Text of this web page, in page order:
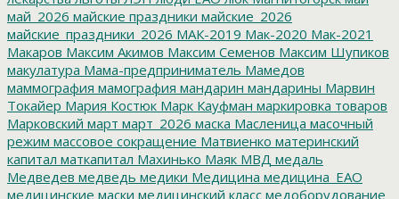
май_2026 майские праздники майские_2026
майские_праздники_2026 МАК-2019 Мак-2020 Мак-2021
Макаров Максим Акимов Максим Семенов Максим Шупиков
макулатура Мама-предприниматель Мамедов
маммография мамография мандарин мандарины Марвин
Токайер Мария Костюк Марк Кауфман маркировка товаров
Марковский март март_2026 маска Масленица масочный
режим массовое сокращение Матвиенко материнский
капитал маткапитал Махинько Маяк МВД медаль
Медведев медведь медики Медицина медицина_ЕАО
медицинские маски медицинский класс медоборудование